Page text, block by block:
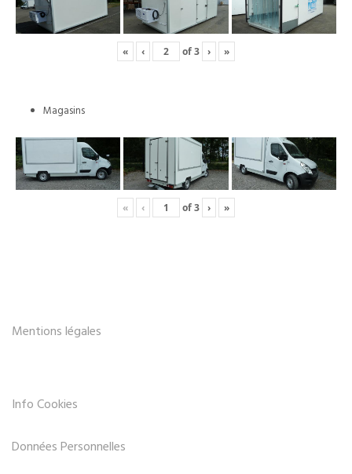
« ‹ of3 › »
Magasins
« ‹ of3 › »
Mentions légales
Info Cookies
Données Personnelles